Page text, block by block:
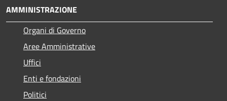
AMMINISTRAZIONE
Organi di Governo
Aree Amministrative
Uffici
Enti e fondazioni
Politici